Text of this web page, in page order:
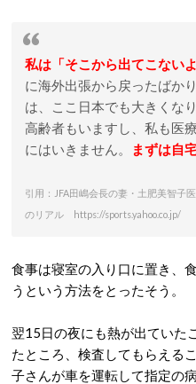
私は「そこから出てこない
に海外出張から戻ったばか
は、ここ日本でも大きくな
高齢者もいますし、私も医
にはいきません。
まずは自
引用：JFA田嶋会長の妻・土肥美智子
のリアル https://sports.yahoo.co.jp/
食事は寝室の入り口に置き、
うという方法をとったそう。
翌15日の夜にも熱が出ていた
たところ、検査してもらえる
子さんが車を運転して指定の